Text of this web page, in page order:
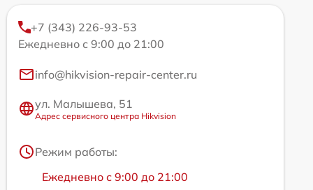
+7 (343) 226-93-53
Ежедневно с 9:00 до 21:00
info@hikvision-repair-center.ru
ул. Малышева, 51
Адрес сервисного центра Hikvision
Режим работы:
Ежедневно с 9:00 до 21:00